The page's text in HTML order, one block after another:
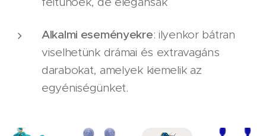
Alkalmi eseményekre: ilyenkor bátran
viselhetünk drámai és extravagáns
darabokat, amelyek kiemelik az
egyéniségünket.